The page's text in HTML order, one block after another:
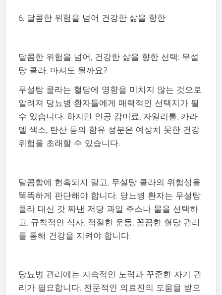
6. 달콤한 위험을 넘어 건강한 삶을 향한
달콤한 위험을 넘어, 건강한 삶을 향한 선택: 무설
탕 콜라, 마셔도 될까요?
무설탕 콜라는 혈당에 영향을 미치지 않는 것으로
알려져 당뇨병 환자들에게 매력적인 선택지가 될
수 있습니다. 하지만 인공 감미료, 자일리톨, 카라
멜 색소, 탄산 등의 함유 성분은 예상치 못한 건강
위험을 초래할 수 있습니다.
달콤함에 현혹되지 말고, 무설탕 콜라의 위험성을
똑똑하게 판단해야 합니다. 당뇨병 환자는 무설탕
콜라 대신 갓 짜낸 저당 과일 주스나 물을 선택하
고, 규칙적인 식사, 적절한 운동, 꼼꼼한 혈당 관리
를 통해 건강을 지켜야 합니다.
당뇨병 관리에는 지속적인 노력과 꾸준한 자기 관
리가 필요합니다. 전문적인 의료진의 도움을 받으